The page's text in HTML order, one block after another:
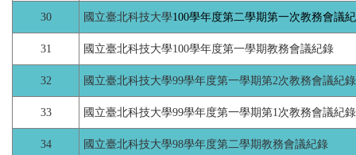
30 國立臺北科技大學100學年度第二學期第一次教務會議
31 國立臺北科技大學100學年度第一學期教務會議紀錄
32 國立臺北科技大學99學年度第一學期第2次教務會議紀錄
33 國立臺北科技大學99學年度第一學期第1次教務會議紀錄
34 國立臺北科技大學98學年度第二學期教務會議紀錄